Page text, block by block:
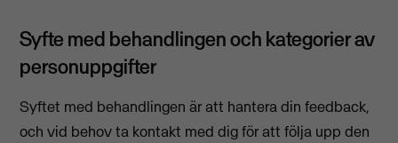
Syfte med behandlingen och kategorier av
personuppgifter
Syftet med behandlingen är att hantera din feedback,
och vid behov ta kontakt med dig för att följa upp den